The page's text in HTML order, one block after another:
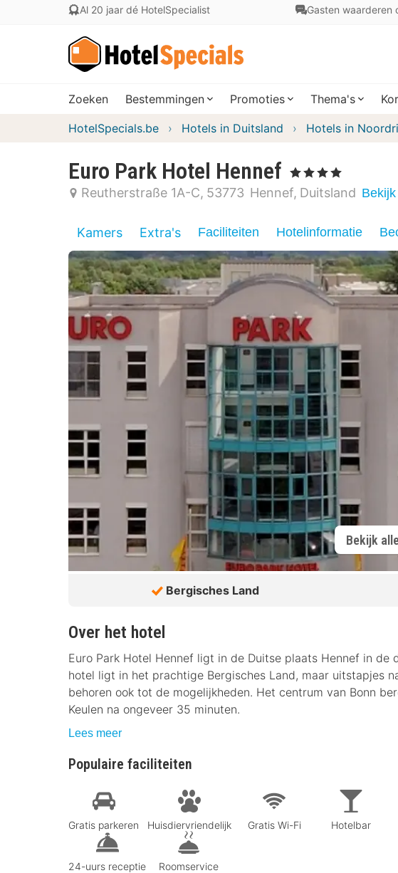
Al 20 jaar dé HotelSpecialist Gasten waarderen
Zoeken Bestemmingen Promoties Thema's
HotelSpecials.be Hotels in Duitsland Hotels in
Euro Park Hotel Hennef , 4 Sterren
Reutherstraße 1A-C 53773 Hennef Duitsland
Kamers Extra's Faciliteiten Hotelinformatie
Bekijk
Bergisches Land
Over het hotel
Euro Park Hotel Hennef ligt in de Duitse plaats Hennef in de
hotel ligt in het prachtige Bergisches Land, maar uitstapjes
behoren ook tot de mogelijkheden. Het centrum van Bonn
Keulen na ongeveer 35 minuten.
Lees meer
Populaire faciliteiten
Gratis parkeren Huisdiervriendelijk Gratis Wi-Fi Hotelbar
24-uurs receptie Roomservice